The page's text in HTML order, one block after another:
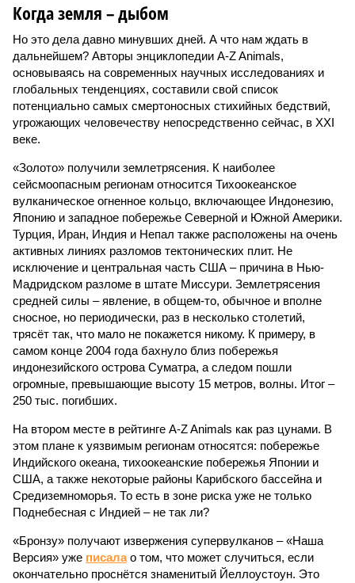
Когда земля – дыбом
Но это дела давно минувших дней. А что нам ждать в
дальнейшем? Авторы энциклопедии A-Z Animals,
основываясь на современных научных исследованиях и
глобальных тенденциях, составили свой список
потенциально самых смертоносных стихийных бедствий,
угрожающих человечеству непосредственно сейчас, в XXI
веке.
«Золото» получили землетрясения. К наиболее
сейсмоопасным регионам относится Тихоокеанское
вулканическое огненное кольцо, включающее Индонезию,
Японию и западное побережье Северной и Южной Америки.
Турция, Иран, Индия и Непал также расположены на очень
активных линиях разломов тектонических плит. Не
исключение и центральная часть США – причина в Нью-
Мадридском разломе в штате Миссури. Землетрясения
средней силы – явление, в общем-то, обычное и вполне
сносное, но периодически, раз в несколько столетий,
трясёт так, что мало не покажется никому. К примеру, в
самом конце 2004 года бахнуло близ побережья
индонезийского острова Суматра, а следом пошли
огромные, превышающие высоту 15 метров, волны. Итог –
250 тыс. погибших.
На втором месте в рейтинге A-Z Animals как раз цунами. В
этом плане к уязвимым регионам относятся: побережье
Индийского океана, тихо­океанские побережья Японии и
США, а также некоторые районы Карибского бассейна и
Средиземноморья. То есть в зоне риска уже не только
Поднебесная с Индией – не так ли?
«Бронзу» получают извержения супервулканов – «Наша
Версия» уже писалао том, что может случиться, если
окончательно проснётся знаменитый Йеллоустоун. Это